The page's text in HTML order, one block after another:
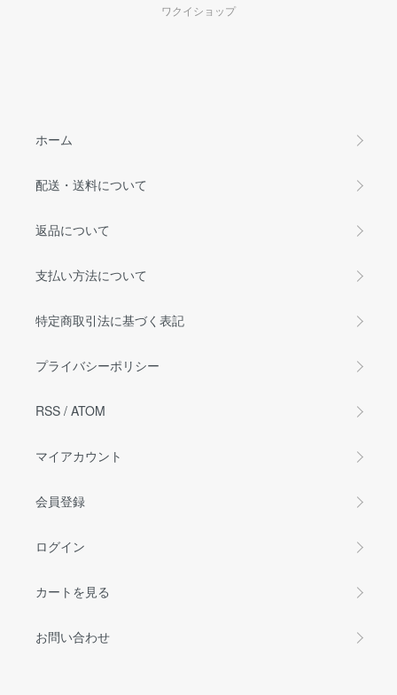
ワクイショップ
ホーム
配送・送料について
返品について
支払い方法について
特定商取引法に基づく表記
プライバシーポリシー
RSS / ATOM
マイアカウント
会員登録
ログイン
カートを見る
お問い合わせ